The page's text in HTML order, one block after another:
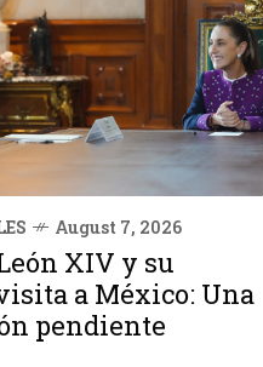
August 7, 2026
XIV y su
a México: Una
pendiente